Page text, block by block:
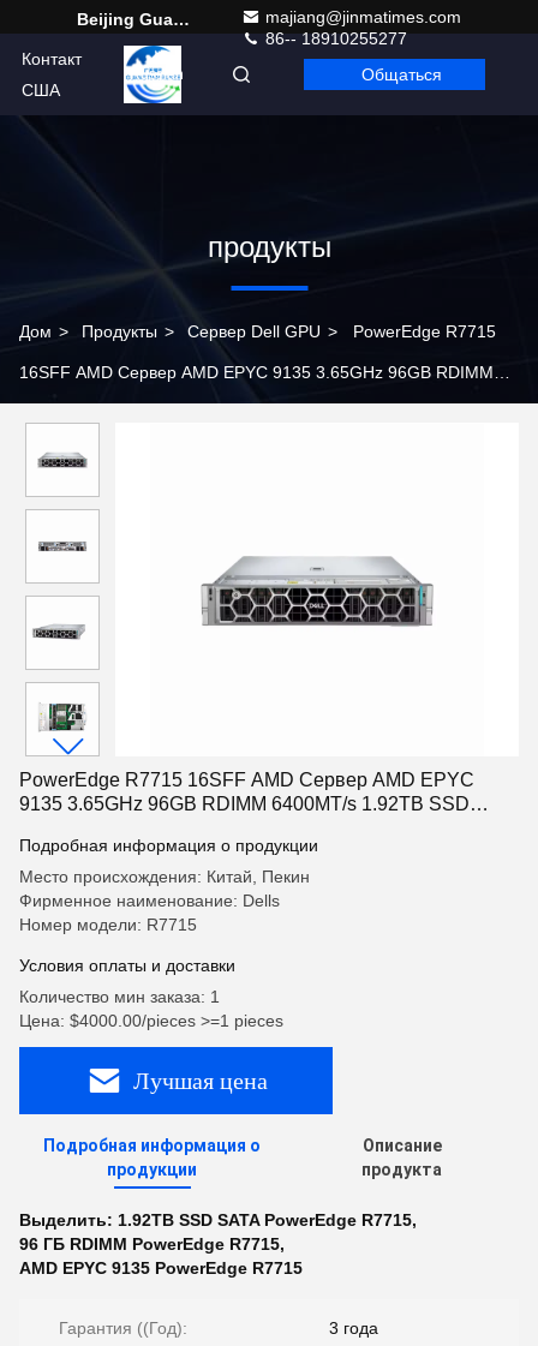
Beijing Guangtian Runze Technology Co., Ltd.
majiang@jinmatimes.com
86-- 18910255277
Контакт
США
Russian Общаться
продукты
Дом > Продукты > Сервер Dell GPU > PowerEdge R7715
16SFF AMD Сервер AMD EPYC 9135 3.65GHz 96GB RDIMM
PowerEdge R7715 16SFF AMD Сервер AMD EPYC
9135 3.65GHz 96GB RDIMM 6400MT/s 1.92TB SSD
Подробная информация о продукции
Место происхождения: Китай, Пекин
Фирменное наименование: Dells
Номер модели: R7715
Условия оплаты и доставки
Количество мин заказа: 1
Цена: $4000.00/pieces >=1 pieces
Лучшая цена
Подробная информация о
продукции
Описание
продукта
Выделить: 1.92TB SSD SATA PowerEdge R7715,
96 ГБ RDIMM PowerEdge R7715,
AMD EPYC 9135 PowerEdge R7715
Гарантия ((Год): 3 года